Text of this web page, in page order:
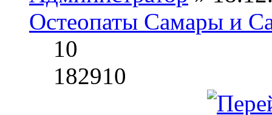
Остеопаты Самары и
10
182910